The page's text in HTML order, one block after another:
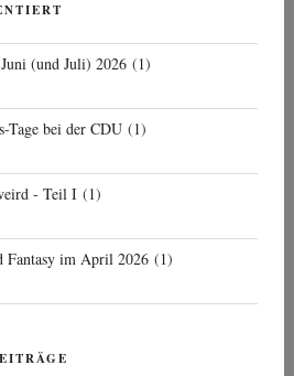
(und Juli) 2026 (1)
Tage bei der CDU (1)
- Teil I (1)
Fantasy im April 2026 (1)